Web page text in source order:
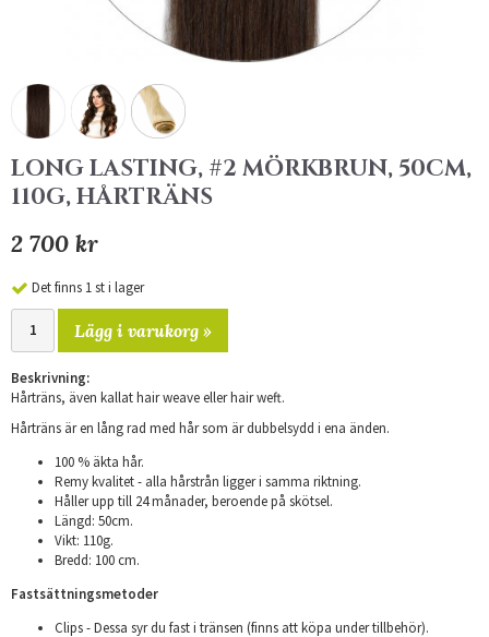
LONG LASTING, #2 MÖRKBRUN, 50CM,
110G, HÅRTRÄNS
2 700 kr
Det finns 1 st i lager
Lägg i varukorg »
Beskrivning:
Hårträns, även kallat hair weave eller hair weft.
Hårträns är en lång rad med hår som är dubbelsydd i ena änden.
100 % äkta hår.
Remy kvalitet - alla hårstrån ligger i samma riktning.
Håller upp till 24 månader, beroende på skötsel.
Längd: 50cm.
Vikt: 110g.
Bredd: 100 cm.
Fastsättningsmetoder
Clips - Dessa syr du fast i tränsen (finns att köpa under tillbehör).